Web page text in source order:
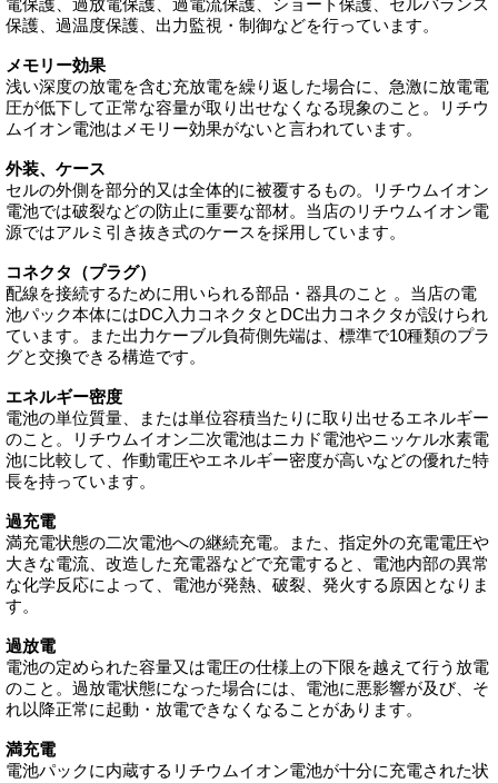
保護、過温度保護、出力監視・制御などを行っています。
メモリー効果
浅い深度の放電を含む充放電を繰り返した場合に、急激に放電電
圧が低下して正常な容量が取り出せなくなる現象のこと。リチウ
ムイオン電池はメモリー効果がないと言われています。
外装、ケース
セルの外側を部分的又は全体的に被覆するもの。リチウムイオン
電池では破裂などの防止に重要な部材。当店のリチウムイオン電
源ではアルミ引き抜き式のケースを採用しています。
コネクタ（プラグ）
配線を接続するために用いられる部品・器具のこと 。当店の電
池パック本体にはDC入力コネクタとDC出力コネクタが設けられ
ています。また出力ケーブル負荷側先端は、標準で10種類のプラ
グと交換できる構造です。
エネルギー密度
電池の単位質量、または単位容積当たりに取り出せるエネルギー
のこと。リチウムイオン二次電池はニカド電池やニッケル水素電
池に比較して、作動電圧やエネルギー密度が高いなどの優れた特
長を持っています。
過充電
満充電状態の二次電池への継続充電。また、指定外の充電電圧や
大きな電流、改造した充電器などで充電すると、電池内部の異常
な化学反応によって、電池が発熱、破裂、発火する原因となりま
す。
過放電
電池の定められた容量又は電圧の仕様上の下限を越えて行う放電
のこと。過放電状態になった場合には、電池に悪影響が及び、そ
れ以降正常に起動・放電できなくなることがあります。
満充電
電池パックに内蔵するリチウムイオン電池が十分に充電された状